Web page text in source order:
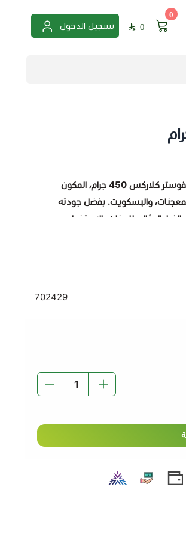
0
0 تسجيل الدخول
كلاركس 450 جرام
، المكون
والبسكويت. بفضل جودته
المثالي للمخابز والاستخدام
لتحضير مخبوزات خفيفة وهشة بلمسة
702429